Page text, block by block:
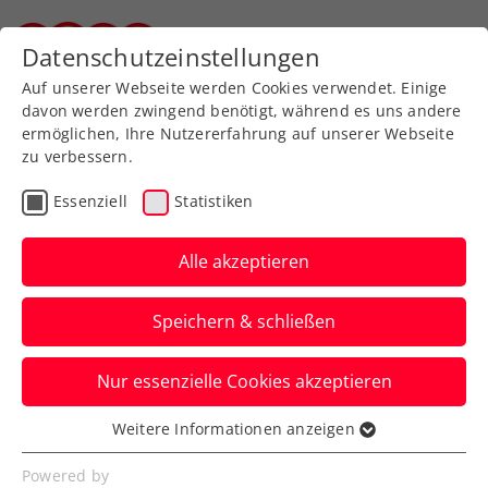
Zurück zur Newsübersicht
WTA
Upper Austria Ladies
Linz: Kraus beendet
Österreicherinnen-Fluch
Die heimische Nummer eins gewinnt als
erste ÖTV-Dame seit 2013 ein
Einzelmatch beim WTA-Heimturnier.
Verfasst von: Presseaussendung / Redaktion, 26.01.2025
Datenschutzeinstellungen
Auf unserer Webseite werden Cookies verwendet. Einige
davon werden zwingend benötigt, während es uns andere
ermöglichen, Ihre Nutzererfahrung auf unserer Webseite
zu verbessern.
Essenziell Statistiken
Alle akzeptieren
Speichern & schließen
Nur essenzielle Cookies akzeptieren
Essenziell
Essenzielle Cookies werden für grundlegende
Weitere Informationen anzeigen
Powered by